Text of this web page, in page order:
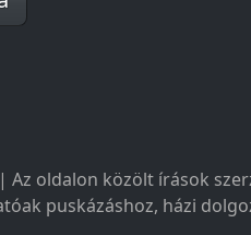
oldalon közölt írások
puskázáshoz, házi